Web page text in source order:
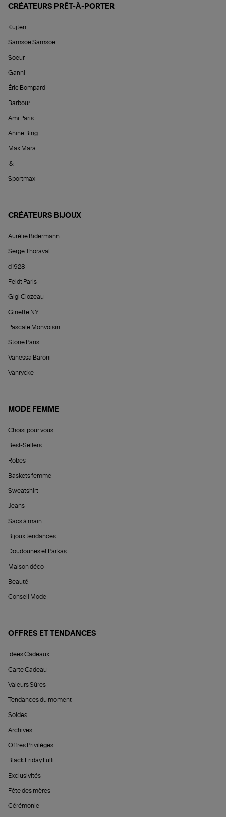
CRÉATEURS PRÊT-À-PORTER
Kujten
Samsoe Samsoe
Soeur
Ganni
Éric Bompard
Barbour
Ami Paris
Anine Bing
Max Mara
&
Sportmax
CRÉATEURS BIJOUX
Aurélie Bidermann
Serge Thoraval
d1928
Feidt Paris
Gigi Clozeau
Ginette NY
Pascale Monvoisin
Stone Paris
Vanessa Baroni
Vanrycke
MODE FEMME
Choisi pour vous
Best-Sellers
Robes
Baskets femme
Sweatshirt
Jeans
Sacs à main
Bijoux tendances
Doudounes et Parkas
Maison déco
Beauté
Conseil Mode
OFFRES ET TENDANCES
Idées Cadeaux
Carte Cadeau
Valeurs Sûres
Tendances du moment
Soldes
Archives
Offres Privilèges
Black Friday Lulli
Exclusivités
Fête des mères
Cérémonie